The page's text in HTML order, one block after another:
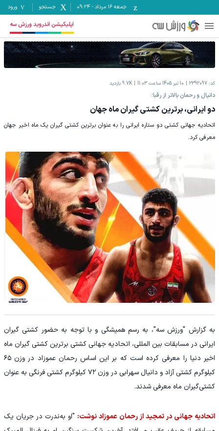
جمعه ۱۶ مرداد -
09:24 جستجو ورود
اپلیکیشن اندروید ورزش سه
کد: 2392097 10 تیر 1405 ساعت 11:03 9.7K بازدید
دانیال و رحمان بالاتر از رقبا؛
دو ایرانی، برترین کشتی گیران ماه جهان
اتحادیه جهانی کشتی دو ستاره ایرانی را به عنوان برترین کشتی گیران یک ماه اخیر جهان
معرفی کرد.
به گزارش "ورزش سه"، به رسم همیشگی و با توجه به حضور کشتی گیران
ایرانی در مسابقات بین المللی، اتحادیه جهانی کشتی برترین کشتی گیران ماه
اخیر دنیا را معرفی کرده است که بر این اساس رحمان عموزاد در وزن ۶۵
کیلوگرم کشتی آزاد و دانیال سهرابی در وزن ۷۲ کیلوگرم کشتی فرنگی به عنوان
کشتی‌گیران ماه معرفی شدند.
اتحادیه جهانی در تمجید از رحمان عموزاد نوشت: "او به‌ندرت در جریان یک